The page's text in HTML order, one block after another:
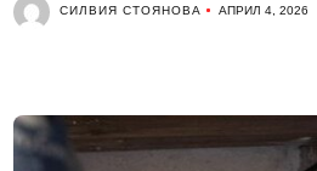
СИЛВИЯ СТОЯНОВА АПРИЛ 4, 2026